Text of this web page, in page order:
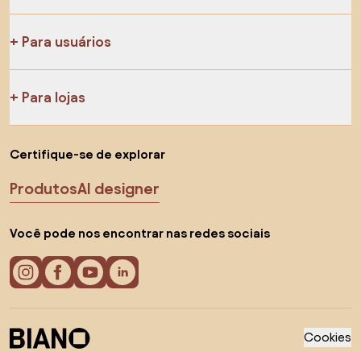
Para usuários
Para lojas
Certifique-se de explorar
ProdutosAI designer
Você pode nos encontrar nas redes sociais
Cookies